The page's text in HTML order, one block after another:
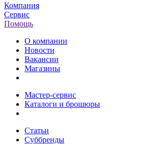
Компания
Сервис
Помощь
О компании
Новости
Вакансии
Магазины
Мастер-сервис
Каталоги и брошюры
Статьи
Суббренды